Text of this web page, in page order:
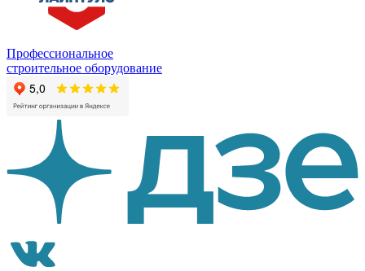
Профессиональное
строительное оборудование